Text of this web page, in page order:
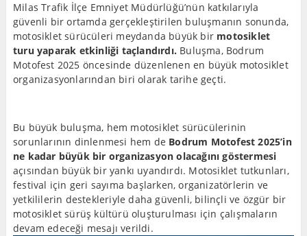
Milas Trafik İlçe Emniyet Müdürlüğü’nün katkılarıyla
güvenli bir ortamda gerçekleştirilen buluşmanın sonunda,
motosiklet sürücüleri meydanda büyük bir motosiklet
turu yaparak etkinliği taçlandırdı. Buluşma, Bodrum
Motofest 2025 öncesinde düzenlenen en büyük motosiklet
organizasyonlarından biri olarak tarihe geçti.
Bu büyük buluşma, hem motosiklet sürücülerinin
sorunlarının dinlenmesi hem de Bodrum Motofest 2025’in
ne kadar büyük bir organizasyon olacağını göstermesi
açısından büyük bir yankı uyandırdı. Motosiklet tutkunları,
festival için geri sayıma başlarken, organizatörlerin ve
yetkililerin destekleriyle daha güvenli, bilinçli ve özgür bir
motosiklet sürüş kültürü oluşturulması için çalışmaların
devam edeceği mesajı verildi.